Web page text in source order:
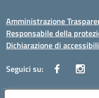
Amministrazione
Responsabile della
Dichiarazione di
Seguici su: